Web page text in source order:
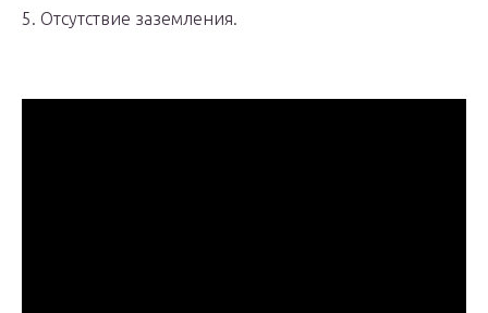
5. Отсутствие заземления.